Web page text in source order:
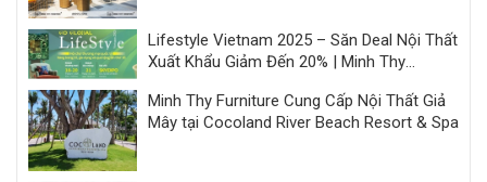
Lifestyle Vietnam 2025 – Săn Deal Nội Thất
Xuất Khẩu Giảm Đến 20% | Minh Thy
Minh Thy Furniture Cung Cấp Nội Thất Giả
Mây tại Cocoland River Beach Resort & Spa